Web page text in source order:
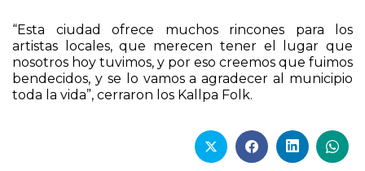
“Esta ciudad ofrece muchos rincones para los
artistas locales, que merecen tener el lugar que
nosotros hoy tuvimos, y por eso creemos que fuimos
bendecidos, y se lo vamos a agradecer al municipio
toda la vida”, cerraron los Kallpa Folk.